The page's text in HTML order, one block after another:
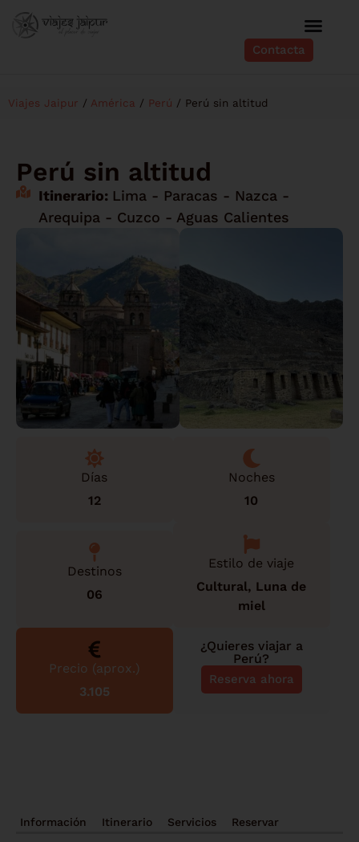
Contacta
Viajes Jaipur / América / Perú / Perú sin altitud
Perú sin altitud
Itinerario: Lima - Paracas - Nazca -
Arequipa - Cuzco - Aguas Calientes
Días
12
Noches
10
Destinos
06
Estilo de viaje
Cultural, Luna de
miel
Precio (aprox.)
3.105
¿Quieres viajar a
Perú?
Reserva ahora
Información Itinerario Servicios Reservar